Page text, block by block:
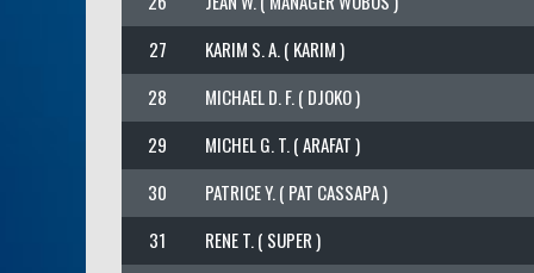
27 KARIM S. A. ( KARIM )
28 MICHAEL D. F. ( DJOKO )
29 MICHEL G. T. ( ARAFAT )
30 PATRICE Y. ( PAT CASSAPA )
31 RENE T. ( SUPER )